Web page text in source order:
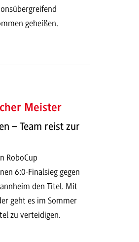
geheißen.
Meister
– Team reist zur
RoboCup
6:0-Finalsieg gegen
den Titel. Mit
geht es im Sommer
zu verteidigen.